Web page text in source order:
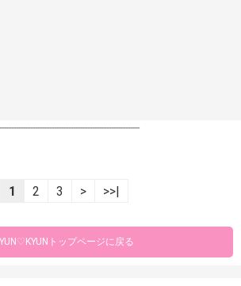
1 2 3 > >>|
トップページに戻る